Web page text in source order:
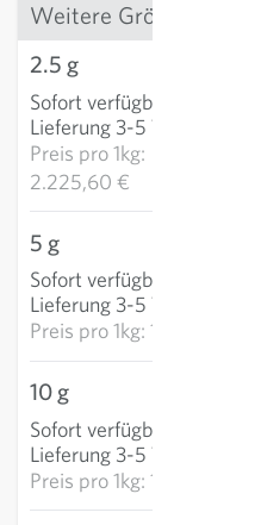
Weitere Grössen
2.5 g
Sofort verfügbar
Lieferung 3-5 Tage
Preis pro1kg:
2.225,60 €
5 g
Sofort verfügbar
Lieferung 3-5 Tage
Preis pro1kg: 1.926,00 €
10 g
Sofort verfügbar
Lieferung 3-5 Tage
Preis pro1kg: 1.481,95 €